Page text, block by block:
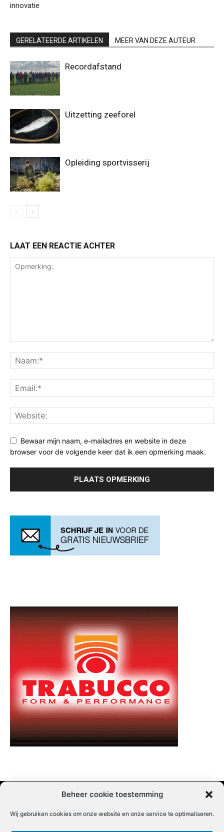
Beheer cookie toestemming
Wij gebruiken cookies om onze website en onze service te optimaliseren.
innovatie
GERELATEERDE ARTIKELEN MEER VAN DEZE AUTEUR
Recordafstand
Uitzetting zeeforel
Opleiding sportvisserij
LAAT EEN REACTIE ACHTER
Bewaar mijn naam, e-mailadres en website in deze
browser voor de volgende keer dat ik een opmerking maak.